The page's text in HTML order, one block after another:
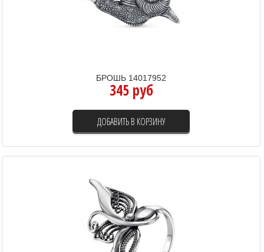
БРОШЬ 14017952
345 руб
ДОБАВИТЬ В КОРЗИНУ